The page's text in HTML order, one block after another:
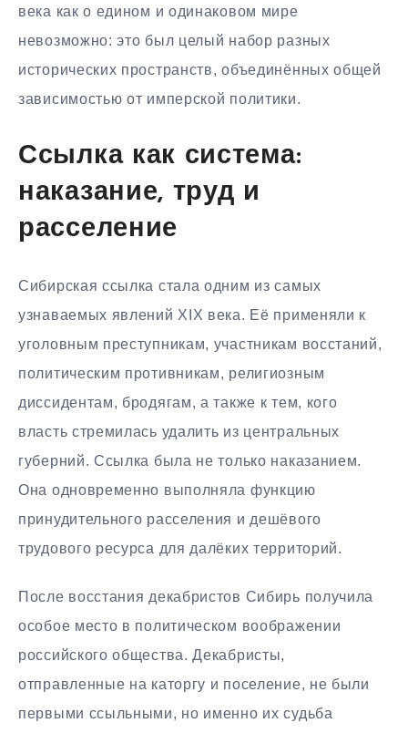
века как о едином и одинаковом мире
невозможно: это был целый набор разных
исторических пространств, объединённых общей
зависимостью от имперской политики.
Ссылка как система:
наказание, труд и
расселение
Сибирская ссылка стала одним из самых
узнаваемых явлений XIX века. Её применяли к
уголовным преступникам, участникам восстаний,
политическим противникам, религиозным
диссидентам, бродягам, а также к тем, кого
власть стремилась удалить из центральных
губерний. Ссылка была не только наказанием.
Она одновременно выполняла функцию
принудительного расселения и дешёвого
трудового ресурса для далёких территорий.
После восстания декабристов Сибирь получила
особое место в политическом воображении
российского общества. Декабристы,
отправленные на каторгу и поселение, не были
первыми ссыльными, но именно их судьба